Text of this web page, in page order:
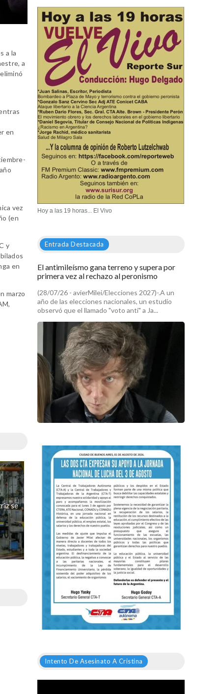
a la
a
en
vez
(en
y
en
marzo
se
Hoy a las 19 horas... El Vivo
Entrada Destacada
El antimileísmo gana terreno y supera por
primera vez al rechazo al peronismo
(28/07/26 - avierMilei/Elecciones 2027)-.A un
año de las elecciones nacionales, un estudio
observó que el llamado "voto anti" a Ja...
Intento De Asesinato A Cristina